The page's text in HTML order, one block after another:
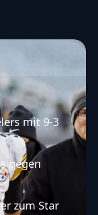
mit 9-3
gegen
zum Star